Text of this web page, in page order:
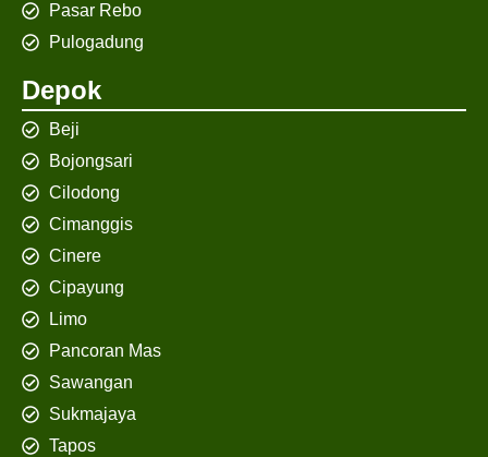
Pasar Rebo
Pulogadung
Depok
Beji
Bojongsari
Cilodong
Cimanggis
Cinere
Cipayung
Limo
Pancoran Mas
Sawangan
Sukmajaya
Tapos